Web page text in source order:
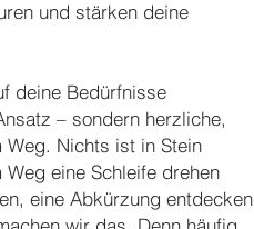
und stärken deine
deine Bedürfnisse
– sondern herzliche,
Nichts ist in Stein
eine Schleife drehen
eine Abkürzung entdecken